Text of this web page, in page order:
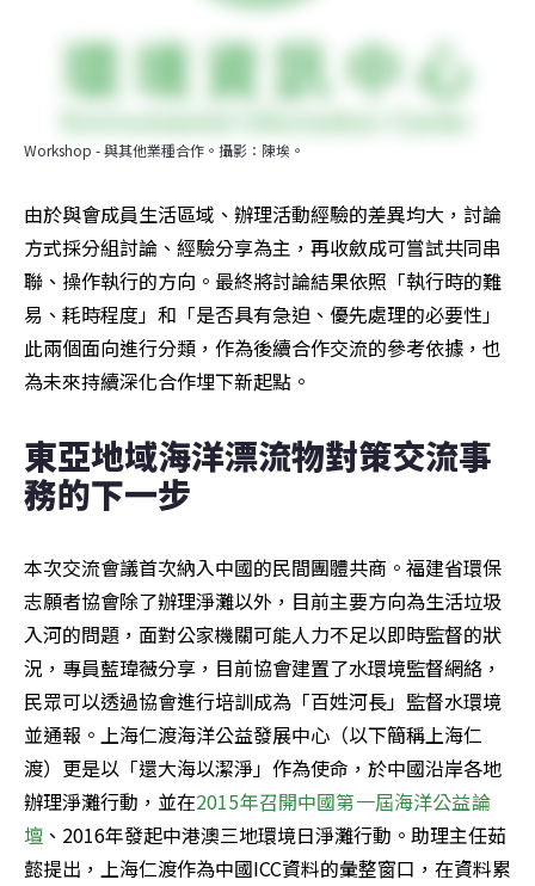
Workshop - 與其他業種合作。攝影：陳埃。
由於與會成員生活區域、辦理活動經驗的差異均大，討論
方式採分組討論、經驗分享為主，再收斂成可嘗試共同串
聯、操作執行的方向。最終將討論結果依照「執行時的難
易、耗時程度」和「是否具有急迫、優先處理的必要性」
此兩個面向進行分類，作為後續合作交流的參考依據，也
為未來持續深化合作埋下新起點。
東亞地域海洋漂流物對策交流事
務的下一步
本次交流會議首次納入中國的民間團體共商。福建省環保
志願者協會除了辦理淨灘以外，目前主要方向為生活垃圾
入河的問題，面對公家機關可能人力不足以即時監督的狀
況，專員藍瑋薇分享，目前協會建置了水環境監督網絡，
民眾可以透過協會進行培訓成為「百姓河長」監督水環境
並通報。上海仁渡海洋公益發展中心（以下簡稱上海仁
渡）更是以「還大海以潔淨」作為使命，於中國沿岸各地
辦理淨灘行動，並在2015年召開中國第一屆海洋公益論
壇 、2016年發起中港澳三地環境日淨灘行動。助理主任茹
懿提出，上海仁渡作為中國ICC資料的彙整窗口，在資料累